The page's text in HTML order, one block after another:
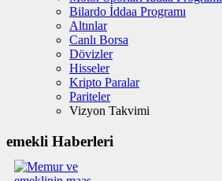
Bilardo İddaa Programı
Altınlar
Canlı Borsa
Dövizler
Hisseler
Kripto Paralar
Pariteler
Vizyon Takvimi
emekli Haberleri